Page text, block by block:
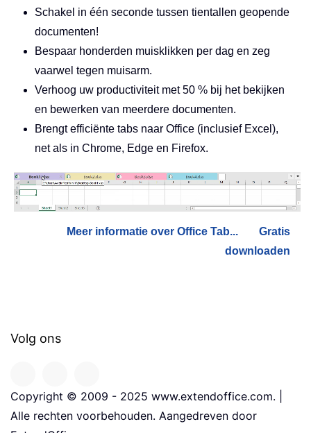
Schakel in één seconde tussen tientallen geopende
documenten!
Bespaar honderden muisklikken per dag en zeg
vaarwel tegen muisarm.
Verhoog uw productiviteit met 50 % bij het bekijken
en bewerken van meerdere documenten.
Brengt efficiënte tabs naar Office (inclusief Excel),
net als in Chrome, Edge en Firefox.
Meer informatie over Office Tab...
Gratis
downloaden
Volg ons
Copyright © 2009 - 2025 www.extendoffice.com. |
Alle rechten voorbehouden. Aangedreven door